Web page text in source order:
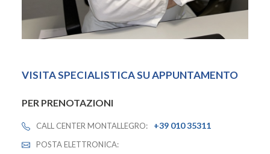
VISITA SPECIALISTICA SU APPUNTAMENTO
PER PRENOTAZIONI
CALL CENTER MONTALLEGRO: +39 010 35311
POSTA ELETTRONICA: